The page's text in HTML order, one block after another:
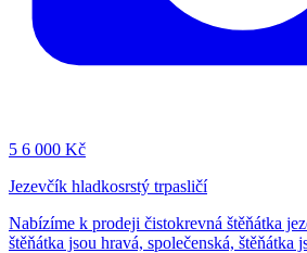
5 6 000 Kč
Jezevčík hladkosrstý trpasličí
Nabízíme k prodeji čistokrevná štěňátka
štěňátka jsou hravá, společenská, štěňátka